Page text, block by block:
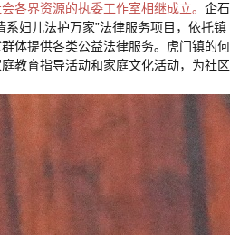
各界资源的执委工作室相继成立。 企石
系妇儿法护万家”法律服务项目，依托镇
体提供各类公益法律服务。虎门镇的何
教育指导活动和家庭文化活动，为社区